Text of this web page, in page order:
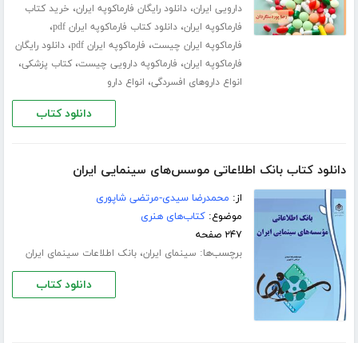
دارویی ایران،دانلود رایگان فارماکوپه ایران، خرید کتاب
فارماکوپه ایران،دانلود کتاب فارماکوپه ایران pdf ،
فارماکوپه ایران چیست، فارماکوپه ایران pdf ،دانلود رایگان
فارماکوپه ایران، فارماکوپه دارویی چیست،کتاب پزشکی،
انواع داروهای افسردگی، انواع دارو
دانلود کتاب
دانلود کتاب بانک اطلاعاتی موسس‌های سینمایی ایران
از: محمدرضا سیدی-مرتضی شاپوری
موضوع:کتاب‌های هنری
۲۴۷ صفحه
برچسب‌ها: سینمای ایران،بانک اطلاعات سینمای ایران
دانلود کتاب